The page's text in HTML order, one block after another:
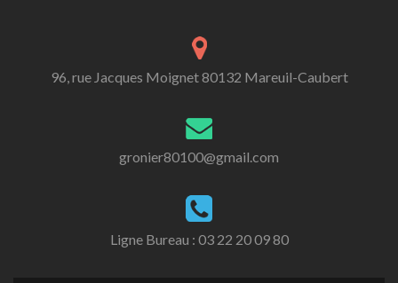
96, rue Jacques Moignet 80132 Mareuil-Caubert
gronier80100@gmail.com
Ligne Bureau : 03 22 20 09 80